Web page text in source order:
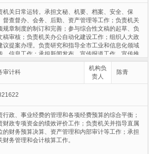
机关日常运转。承担文秘、机要、档案、安全、保
督查督办、会务、后勤、资产管理等工作；负责机关
规章制度的制订和完善；参与综合性文稿的起草、负
稿审核；负责机关办公自动化建设工作；组织人大政
议提案办理。负责研究和指导全市工业和信息化领域
、信息工作；承担新闻发布、宣传报道工作，宣传推
业先进典型经验；牵头实施局机关信息化和信息安全
；承办机关政务信息、工业和信息化领域重大网络舆
审计科
机构负
责人
陈青
行政、事业经费的管理和各项经费预算的综合平衡；
财政专项资金的绩效评价工作；负责机关并指导直属
的财务预算决算、资产管理和内部审计等工作；承担
财务管理和会计核算工作。